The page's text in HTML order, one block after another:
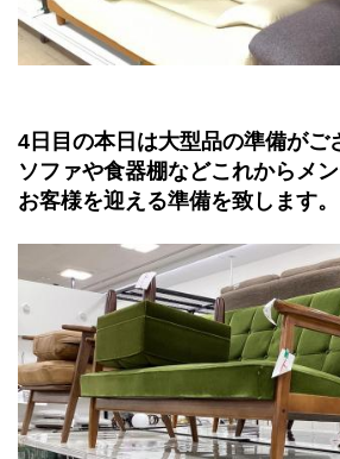
4日目の本日は大型品の準備がご
ソファや食器棚などこれからメ
お客様を迎える準備を致します。